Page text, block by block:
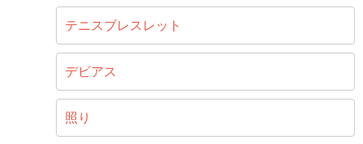
テニスブレスレット
デビアス
照り